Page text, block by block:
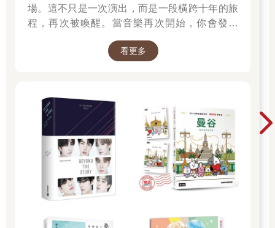
場。這不只是一次演出，而是一段橫跨十年的旅
程，再次被喚醒。當音樂再次開始，你會發現
看更多